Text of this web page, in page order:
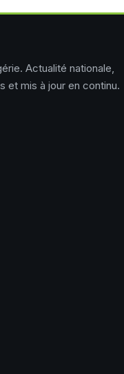
Actualité nationale,
et mis à jour en continu.